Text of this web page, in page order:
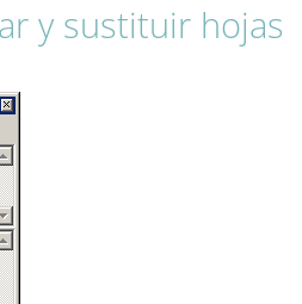
y sustituir hojas